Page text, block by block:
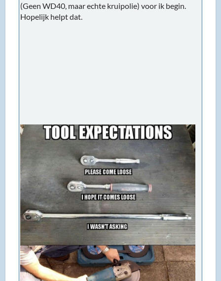
(Geen WD40, maar echte kruipolie) voor ik begin.
Hopelijk helpt dat.